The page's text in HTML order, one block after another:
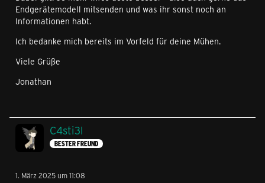
Endgerätemodell mitsenden und was ihr sonst noch an
Informationen habt.
Ich bedanke mich bereits im Vorfeld für deine Mühen.
Viele Grüße
Jonathan
C4sti3l
BESTER FREUND
1. März 2025 um 11:08